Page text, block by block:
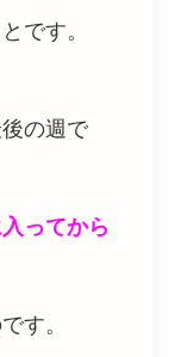
です。
の週で
ってから
す。